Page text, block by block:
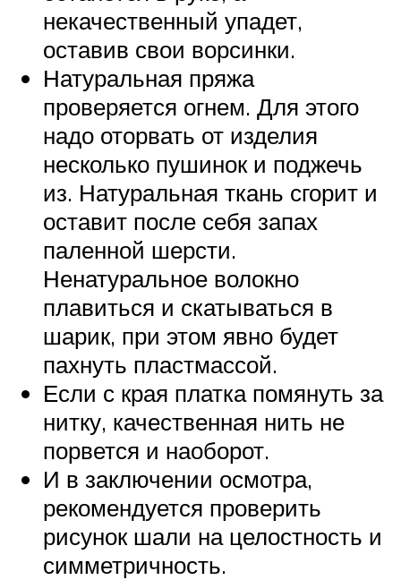
некачественный упадет,
оставив свои ворсинки.
Натуральная пряжа
проверяется огнем. Для этого
надо оторвать от изделия
несколько пушинок и поджечь
из. Натуральная ткань сгорит и
оставит после себя запах
паленной шерсти.
Ненатуральное волокно
плавиться и скатываться в
шарик, при этом явно будет
пахнуть пластмассой.
Если с края платка помянуть за
нитку, качественная нить не
порвется и наоборот.
И в заключении осмотра,
рекомендуется проверить
рисунок шали на целостность и
симметричность.